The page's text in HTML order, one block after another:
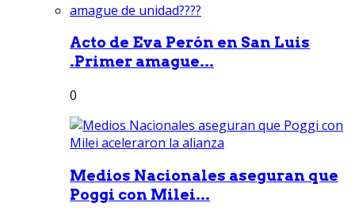
Acto de Eva Perón en San Luis
.Primer amague...
0
Medios Nacionales aseguran que
Poggi con Milei...